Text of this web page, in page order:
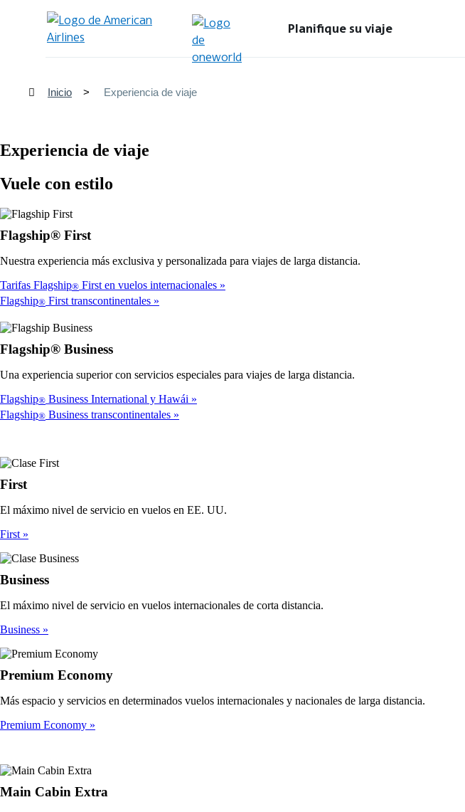
Planifique su viaje
Inicio Experiencia de viaje
Experiencia de viaje
Vuele con estilo
Flagship® First
Nuestra experiencia más exclusiva y personalizada para viajes de larga distancia.
Tarifas Flagship® First en vuelos internacionales
Flagship® First transcontinentales
Flagship® Business
Una experiencia superior con servicios especiales para viajes de larga distancia.
Flagship® Business International y Hawái
Flagship® Business transcontinentales
First
El máximo nivel de servicio en vuelos en EE. UU.
First
Business
El máximo nivel de servicio en vuelos internacionales de corta distancia.
Business
Premium Economy
Más espacio y servicios en determinados vuelos internacionales y nacionales de larga distancia.
Premium Economy
Main Cabin Extra